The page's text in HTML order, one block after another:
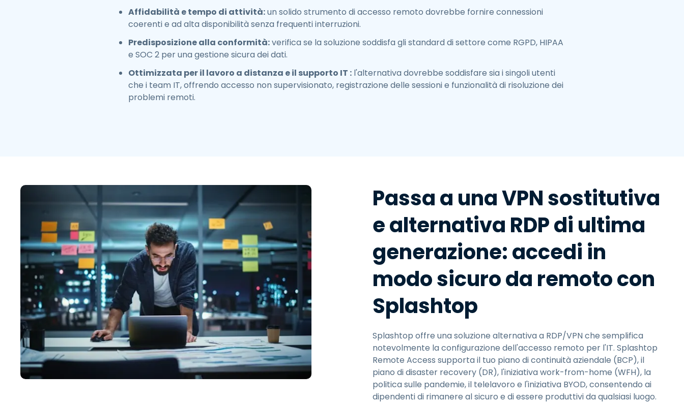
Affidabilità e tempo di attività:un solido strumento di accesso remoto dovrebbe fornire connessioni
coerenti e ad alta disponibilità senza frequenti interruzioni.
Predisposizione alla conformità:verifica se la soluzione soddisfa gli standard di settore come RGPD, HIPAA
e SOC 2 per una gestione sicura dei dati.
Ottimizzata per il lavoro a distanza e il supporto IT : l'alternativa dovrebbe soddisfare sia i singoli utenti
che i team IT, offrendo accesso non supervisionato, registrazione delle sessioni e funzionalità di risoluzione dei
problemi remoti.
Passa a una VPN sostitutiva
e alternativa RDP di ultima
generazione: accedi in
modo sicuro da remoto con
Splashtop
Splashtop offre una soluzione alternativa a RDP/VPN che semplifica
notevolmente la configurazione dell'accesso remoto per l'IT. Splashtop
Remote Access supporta il tuo piano di continuità aziendale (BCP), il
piano di disaster recovery (DR), l'iniziativa work-from-home (WFH), la
politica sulle pandemie, il telelavoro e l'iniziativa BYOD, consentendo ai
dipendenti di rimanere al sicuro e di essere produttivi da qualsiasi luogo.